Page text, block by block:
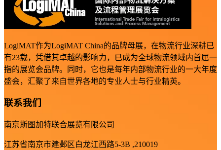
LogiMAT作为LogiMAT China的品牌母展，在物流行业深耕已
有23载，凭借其卓越的影响力，已成为全球物流领域内首屈一
指的展览会品牌。同时，它也是每年内部物流行业的一大年度
盛会，汇聚了来自世界各地的专业人士与行业精英。
联系我们
南京斯图加特联合展览有限公司
江苏省南京市建邺区白龙江西路5-3B ,210019